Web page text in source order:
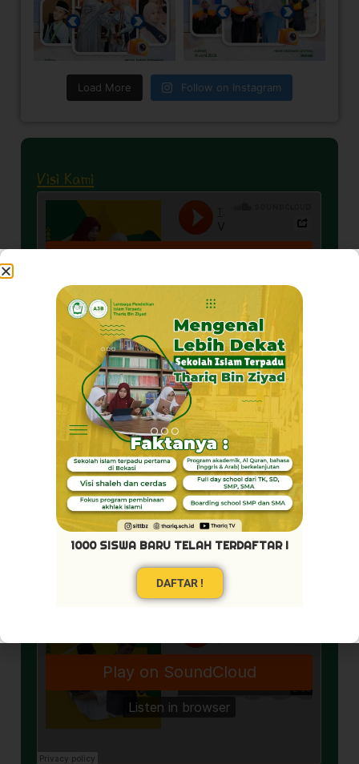
Load More Follow on Instagram
Visi Kami
Akhlaq Terpuji
1000 SISWA BARU TELAH TERDAFTAR !
DAFTAR !